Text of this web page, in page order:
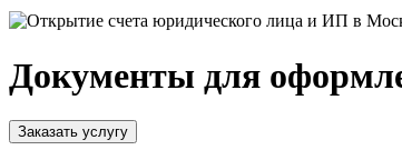
Документы для